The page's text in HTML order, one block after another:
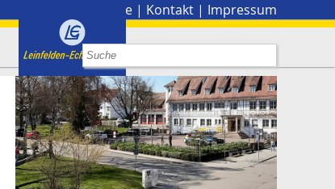
Presse | Kontakt | Impressum